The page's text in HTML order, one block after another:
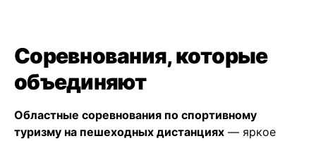
Соревнования, которые
объединяют
Областные соревнования по спортивному
туризму на пешеходных дистанциях — яркое